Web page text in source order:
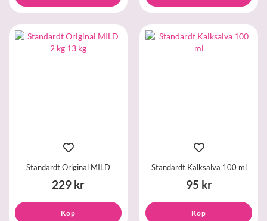
Standardt Original MILD
229 kr
Köp
Standardt Kalksalva 100 ml
95 kr
Köp